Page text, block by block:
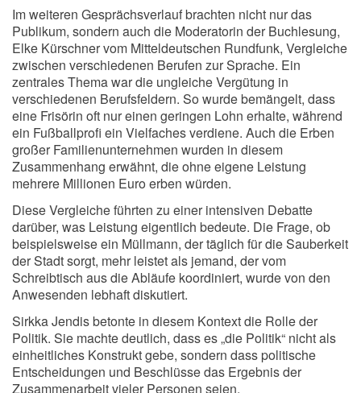
Im weiteren Gesprächsverlauf brachten nicht nur das
Publikum, sondern auch die Moderatorin der Buchlesung,
Elke Kürschner vom Mitteldeutschen Rundfunk, Vergleiche
zwischen verschiedenen Berufen zur Sprache. Ein
zentrales Thema war die ungleiche Vergütung in
verschiedenen Berufsfeldern. So wurde bemängelt, dass
eine Frisörin oft nur einen geringen Lohn erhalte, während
ein Fußballprofi ein Vielfaches verdiene. Auch die Erben
großer Familienunternehmen wurden in diesem
Zusammenhang erwähnt, die ohne eigene Leistung
mehrere Millionen Euro erben würden.
Diese Vergleiche führten zu einer intensiven Debatte
darüber, was Leistung eigentlich bedeute. Die Frage, ob
beispielsweise ein Müllmann, der täglich für die Sauberkeit
der Stadt sorgt, mehr leistet als jemand, der vom
Schreibtisch aus die Abläufe koordiniert, wurde von den
Anwesenden lebhaft diskutiert.
Sirkka Jendis betonte in diesem Kontext die Rolle der
Politik. Sie machte deutlich, dass es „die Politik“ nicht als
einheitliches Konstrukt gebe, sondern dass politische
Entscheidungen und Beschlüsse das Ergebnis der
Zusammenarbeit vieler Personen seien.